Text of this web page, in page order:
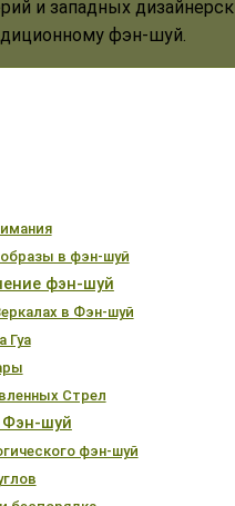
и западных
фэн-шуй.
в фэн-шуй
фэн-шуй
в Фэн-шуй
Гуа
Стрел
Фэн-шуй
фэн-шуй